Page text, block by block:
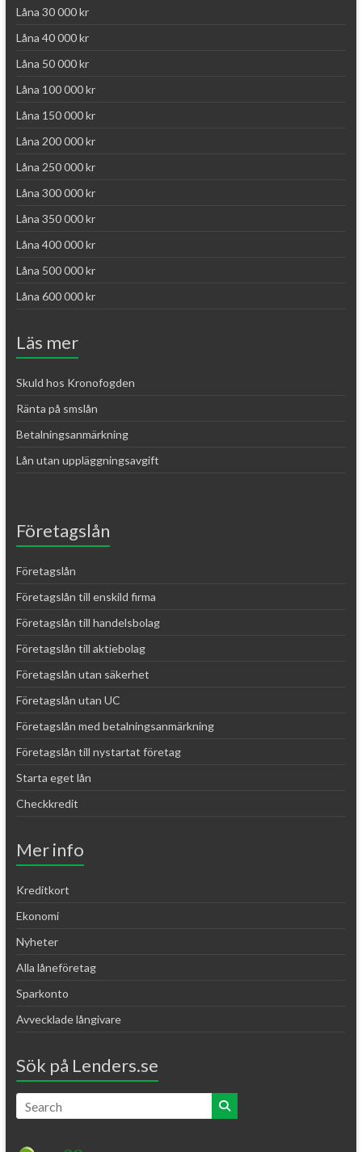
Låna 30 000 kr
Låna 40 000 kr
Låna 50 000 kr
Låna 100 000 kr
Låna 150 000 kr
Låna 200 000 kr
Låna 250 000 kr
Låna 300 000 kr
Låna 350 000 kr
Låna 400 000 kr
Låna 500 000 kr
Låna 600 000 kr
Läs mer
Skuld hos Kronofogden
Ränta på smslån
Betalningsanmärkning
Lån utan uppläggningsavgift
Företagslån
Företagslån
Företagslån till enskild firma
Företagslån till handelsbolag
Företagslån till aktiebolag
Företagslån utan säkerhet
Företagslån utan UC
Företagslån med betalningsanmärkning
Företagslån till nystartat företag
Starta eget lån
Checkkredit
Mer info
Kreditkort
Ekonomi
Nyheter
Alla låneföretag
Sparkonto
Avvecklade långivare
Sök på Lenders.se